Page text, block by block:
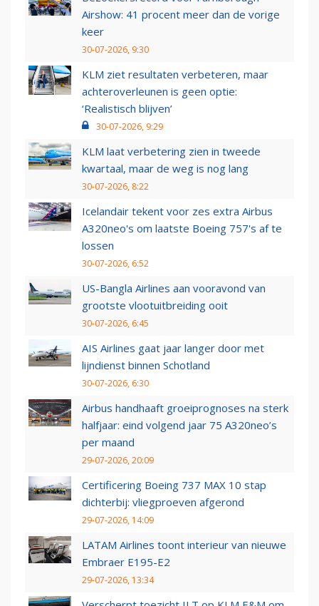
Airshow: 41 procent meer dan de vorige
keer
30-07-2026, 9:30
KLM ziet resultaten verbeteren, maar
achteroverleunen is geen optie:
‘Realistisch blijven’
30-07-2026, 9:29
KLM laat verbetering zien in tweede
kwartaal, maar de weg is nog lang
30-07-2026, 8:22
Icelandair tekent voor zes extra Airbus
A320neo's om laatste Boeing 757's af te
lossen
30-07-2026, 6:52
US-Bangla Airlines aan vooravond van
grootste vlootuitbreiding ooit
30-07-2026, 6:45
AIS Airlines gaat jaar langer door met
lijndienst binnen Schotland
30-07-2026, 6:30
Airbus handhaaft groeiprognoses na sterk
halfjaar: eind volgend jaar 75 A320neo’s
per maand
29-07-2026, 20:09
Certificering Boeing 737 MAX 10 stap
dichterbij: vliegproeven afgerond
29-07-2026, 14:09
LATAM Airlines toont interieur van nieuwe
Embraer E195-E2
29-07-2026, 13:34